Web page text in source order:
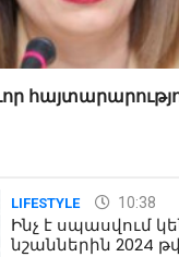
LIFESTYLE 10:38
Ինչ է սպասվում
նշաններին 2024